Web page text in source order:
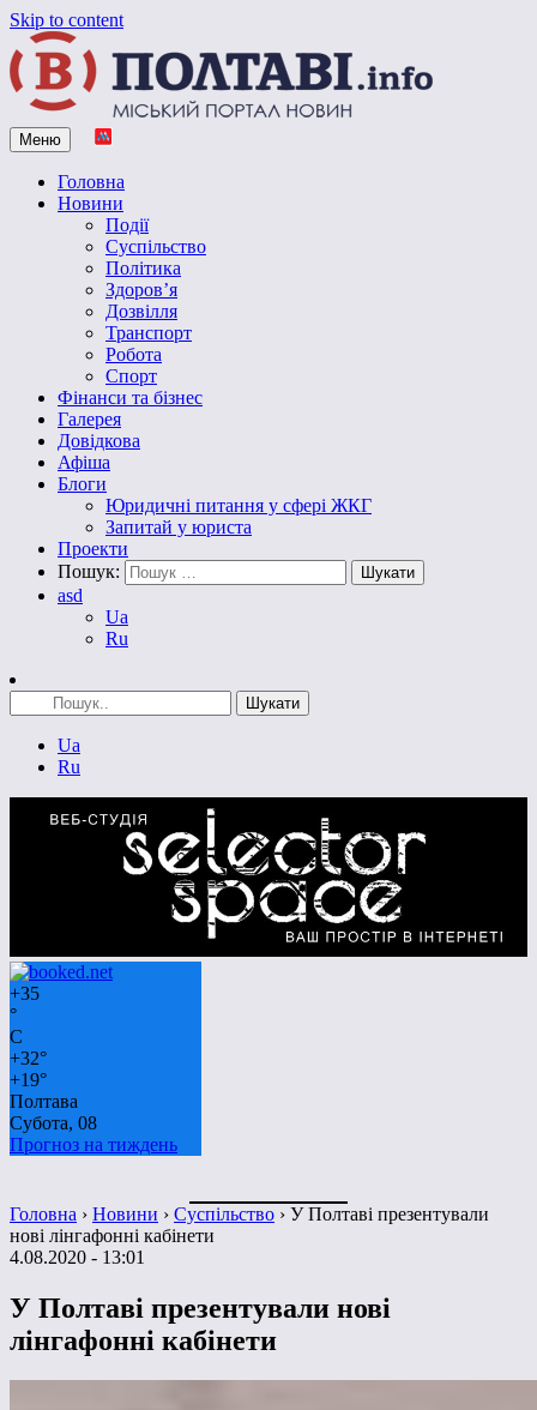
Skip to content
Vpoltave.info
Полтавський портал новин
Меню
Головна
Новини
Події
Суспільство
Політика
Здоров’я
Дозвілля
Транспорт
Робота
Спорт
Фінанси та бізнес
Галерея
Довідкова
Афіша
Блоги
Юридичні питання у сфері ЖКГ
Запитай у юриста
Проекти
Пошук:
asd
Ua
Ru
Ua
Ru
+35
°
C
+32°
+19°
Полтава
Субота, 08
Прогноз на тиждень
Головна › Новини › Суспільство › У Полтаві презентували
нові лінгафонні кабінети
4.08.2020 - 13:01
У Полтаві презентували нові
лінгафонні кабінети